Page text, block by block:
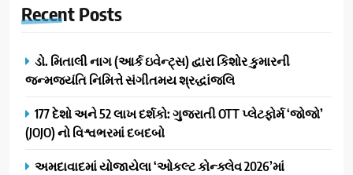
Recent Posts
ડો. મિતાલી નાગ (આર્ક ઇવેન્ટ્સ) દ્વારા કિશોર કુમારની
જન્મજયંતિ નિમિત્તે સંગીતમય શ્રદ્ધાંજલિ
177 દેશો અને 52 લાખ દર્શકો: ગુજરાતી OTT પ્લેટફોર્મ ‘જોજો’
(JOJO) નો વિશ્વભરમાં દબદબો
અમદાવાદમાં યોજાયેલા ‘ઓકલ્ટ કોન્ક્લેવ 2026’માં